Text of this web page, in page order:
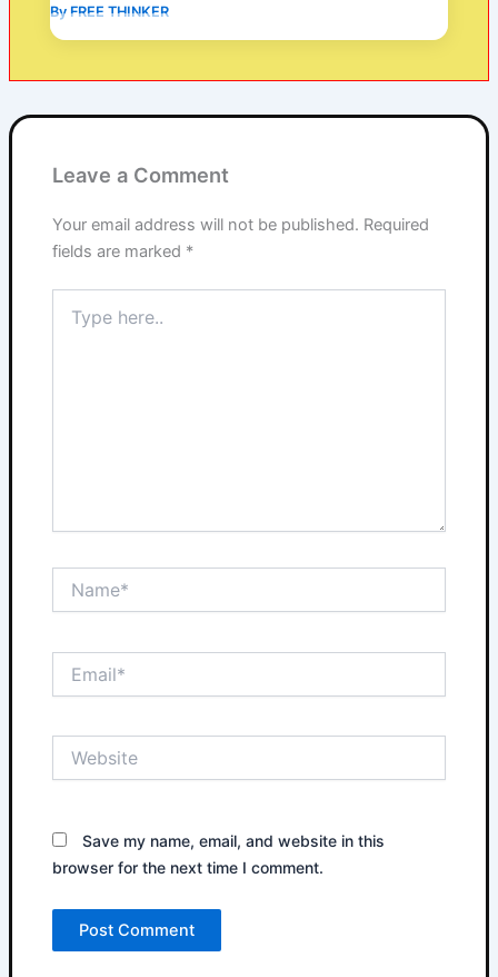
By FREE THINKER
Leave a Comment
Your email address will not be published. Required
fields are marked *
here..
Save my name, email, and website in this
browser for the next time I comment.